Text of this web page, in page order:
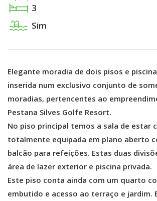
3
Sim
Elegante moradia de dois pisos e
inserida num exclusivo conjunto de
moradias, pertencentes ao
Pestana Silves Golfe Resort.
No piso principal temos a sala de estar
totalmente equipada em plano aberto
balcão para refeições. Estas duas
área de lazer exterior e piscina privada.
Este piso conta ainda com um quarto
embutido e acesso ao terraço e jardim.